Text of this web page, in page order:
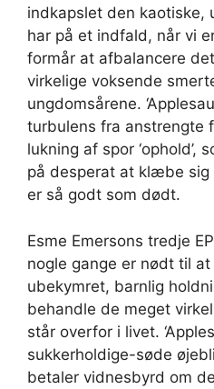
indkapslet den kaotiske,
har på et indfald, når vi
formår at afbalancere
virkelige voksende
ungdomsårene.
turbulens fra anstrengte
lukning af spor ‘ophold’,
på desperat at klæbe
er så godt som dødt.
Esme Emersons tredje
nogle gange er nødt til
ubekymret, barnlig
behandle de meget
står overfor i livet.
sukkerholdige-søde
betaler vidnesbyrd om